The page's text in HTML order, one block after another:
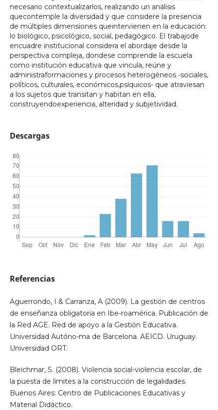
necesario contextualizarlos, realizando un análisis
quecontemple la diversidad y que considere la presencia
de múltiples dimensiones queintervienen en la educación:
lo biológico, psicológico, social, pedagógico. El trabajode
encuadre institucional considera el abordaje desde la
perspectiva compleja, dondese comprende la escuela
como institución educativa que vincula, reúne y
administraformaciones y procesos heterogéneos -sociales,
políticos, culturales, económicos,psíquicos- que atraviesan
a los sujetos que transitan y habitan en ella,
construyendoexperiencia, alteridad y subjetividad.
Descargas
Referencias
Aguerrondo, I & Carranza, A (2009). La gestión de centros
de enseñanza obligatoria en Ibe-roamérica. Publicación de
la Red AGE. Red de apoyo a la Gestión Educativa.
Universidad Autóno-ma de Barcelona. AEICD. Uruguay.
Universidad ORT.
Bleichmar, S. (2008). Violencia social-violencia escolar, de
la puesta de límites a la construcción de legalidades.
Buenos Aires: Centro de Publicaciones Educativas y
Material Didáctico.